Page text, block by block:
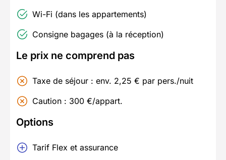
Wi-Fi (dans les appartements)
Consigne bagages (à la réception)
Le prix ne comprend pas
Taxe de séjour : env. 2,25 € par pers./nuit
Caution : 300 €/appart.
Options
Tarif Flex et assurance